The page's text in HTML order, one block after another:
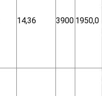
14,36 3900 1950,0